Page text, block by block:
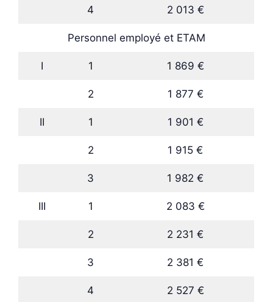
4 2 013 €
Personnel employé et ETAM
I 1 1 869 €
2 1 877 €
II 1 1 901 €
2 1 915 €
3 1 982 €
III 1 2 083 €
2 2 231 €
3 2 381 €
4 2 527 €